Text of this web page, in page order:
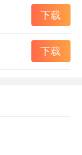
。
到订阅源。
下载
下载